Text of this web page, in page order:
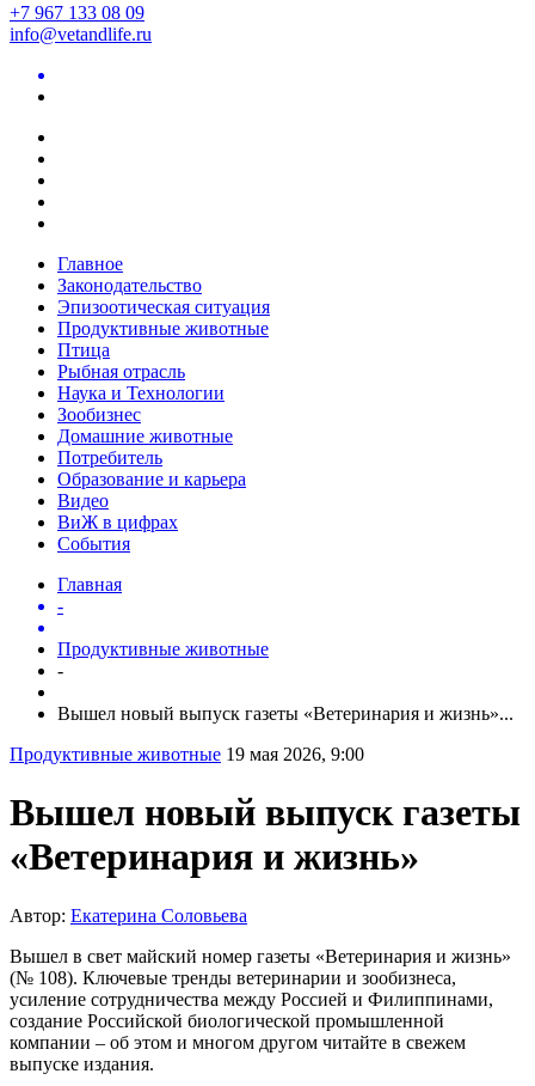
+7 967 133 08 09
info@vetandlife.ru
Главное
Законодательство
Эпизоотическая ситуация
Продуктивные животные
Птица
Рыбная отрасль
Наука и Технологии
Зообизнес
Домашние животные
Потребитель
Образование и карьера
Видео
ВиЖ в цифрах
События
Главная
-
Продуктивные животные
-
Вышел новый выпуск газеты «Ветеринария и жизнь»...
Продуктивные животные 19 мая 2026, 9:00
Вышел новый выпуск газеты
«Ветеринария и жизнь»
Автор: Екатерина Соловьева
Вышел в свет майский номер газеты «Ветеринария и жизнь»
(№ 108). Ключевые тренды ветеринарии и зообизнеса,
усиление сотрудничества между Россией и Филиппинами,
создание Российской биологической промышленной
компании – об этом и многом другом читайте в свежем
выпуске издания.